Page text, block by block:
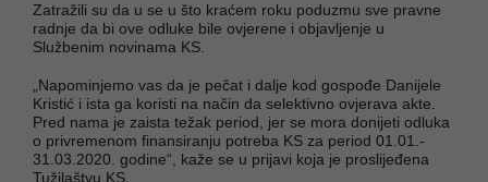
Zatražili su da u se u što kraćem roku poduzmu sve pravne
radnje da bi ove odluke bile ovjerene i objavljenje u
Službenim novinama KS.
„Napominjemo vas da je pečat i dalje kod gospođe Danijele
Kristić i ista ga koristi na način da selektivno ovjerava akte.
Pred nama je zaista težak period, jer se mora donijeti odluka
o privremenom finansiranju potreba KS za period 01.01.-
31.03.2020. godine“, kaže se u prijavi koja je proslijeđena
Tužilaštvu KS.